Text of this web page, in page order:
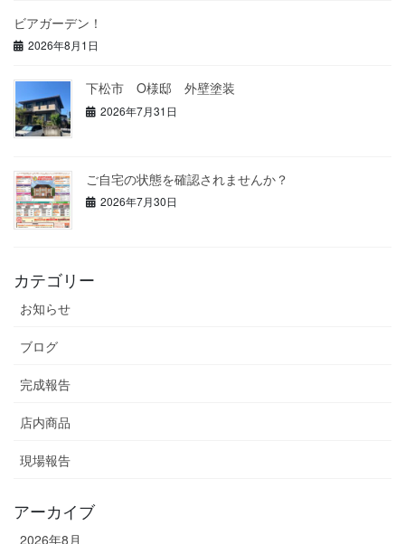
ビアガーデン！
2026年8月1日
下松市 O様邸 外壁塗装
2026年7月31日
ご自宅の状態を確認されませんか？
2026年7月30日
カテゴリー
お知らせ
ブログ
完成報告
店内商品
現場報告
アーカイブ
2026年8月